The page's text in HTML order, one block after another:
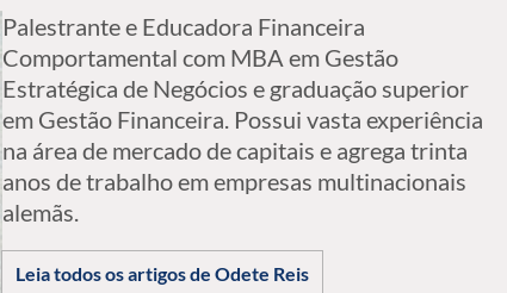
Palestrante e Educadora Financeira
Comportamental com MBA em Gestão
Estratégica de Negócios e graduação superior
em Gestão Financeira. Possui vasta experiência
na área de mercado de capitais e agrega trinta
anos de trabalho em empresas multinacionais
alemãs.
Leia todos os artigos de Odete Reis